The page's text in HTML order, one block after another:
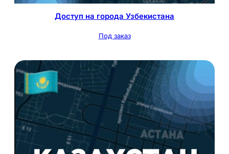
Доступ на города Узбекистана
Под заказ